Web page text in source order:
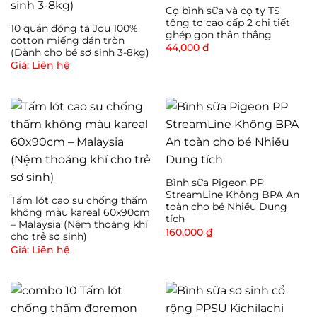
bộ quá trình được đảm bảo an toàn vệ sinh. Hơn
nữa, máy vận hành giống với cơ chế khi em bé bú
trực tiếp đầu ti mẹ – đó là mút/ nghỉ/ nhả. Do đó,
hiệu quả kích và tiết sữa được nâng cao, “gọi sữa về”
Tính năng nổi trội:
Nhờ được sản xuất bằng chất liệu nhựa mềm mại
silicon cao cấp, nên máy hút sữa cầm tay kichilachi
không gây đau, tốn nhiều sức lực của người dùng.
Máy cho hiệu quả hút sữa nhiều, đều, khá thoải mái
Kích cỡ nhỏ, gọn, cầm vừa tay, dễ sử dụng.
Được vận hành giống với chu trình bú sữa mẹ thật
của một đứa bé, cho mẹ cảm giác tự nhiên, không
10 quần đóng tã Jou 100%
cotton miếng dán tròn
(Dành cho bé sơ sinh 3-8kg)
Giá: Liên hệ
Cọ bình sữa và cọ ty TS
tông tơ cao cấp 2 chi tiết
ghép gọn thân thẳng
44,000 ₫
Tấm lót cao su chống thấm
không màu kareal 60x90cm
– Malaysia (Nệm thoáng khí
cho trẻ sơ sinh)
Giá: Liên hệ
Bình sữa Pigeon PP
StreamLine Không BPA An
toàn cho bé Nhiều Dung
tích
160,000 ₫